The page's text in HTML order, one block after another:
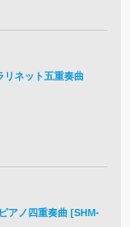
リネット五重奏曲
アノ四重奏曲 [SHM-